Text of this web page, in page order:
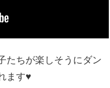
たちが楽しそうにダン
ます♥